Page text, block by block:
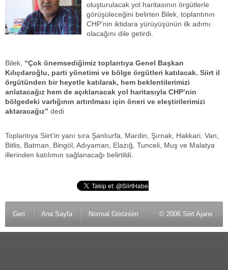
oluşturulacak yol haritasının örgütlerle
görüşüleceğini belirten Bilek, toplantının
CHP’nin iktidara yürüyüşünün ilk adımı
olacağını dile getirdi.
Bilek, “Çok önemsediğimiz toplantıya Genel Başkan
Kılıçdaroğlu, parti yönetimi ve bölge örgütleri katılacak. Siirt il
örgütünden bir heyetle katılarak, hem beklentilerimizi
anlatacağız hem de açıklanacak yol haritasıyla CHP’nin
bölgedeki varlığının artırılması için öneri ve eleştirilerimizi
aktaracağız” dedi
Toplantıya Siirt’in yanı sıra Şanlıurfa, Mardin, Şırnak, Hakkari, Van,
Bitlis, Batman, Bingöl, Adıyaman, Elazığ, Tunceli, Muş ve Malatya
illerinden katılımın sağlanacağı belirtildi.
Geri Ana Sayfa Normal Görünüm © 2006 Siirt Ajans